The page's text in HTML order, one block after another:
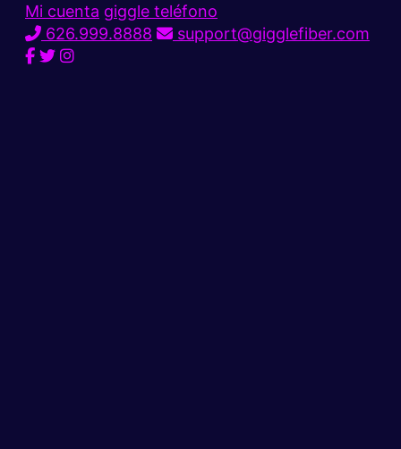
Mi cuenta giggle teléfono
626.999.8888
support@gigglefiber.com